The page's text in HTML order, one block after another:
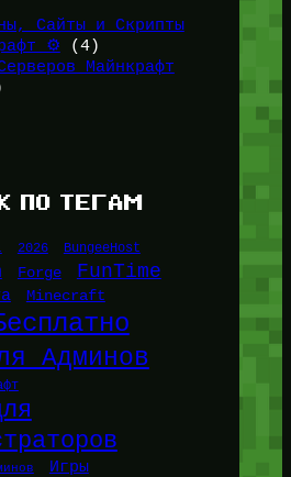
Сайты и Скрипты
⚙️ (4)
Майнкрафт
ПО ТЕГАМ
2026 BungeeHost
Forge FunTime
Minecraft
Админов
Игры